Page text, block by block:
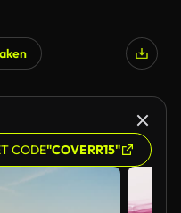
CODE"COVERR15"